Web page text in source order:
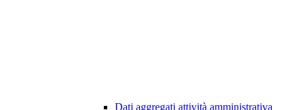
Dati aggregati attività amministrativa